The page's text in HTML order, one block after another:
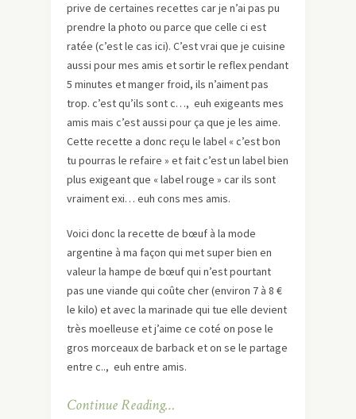
prive de certaines recettes car je n’ai pas pu
prendre la photo ou parce que celle ci est
ratée (c’est le cas ici). C’est vrai que je cuisine
aussi pour mes amis et sortir le reflex pendant
5 minutes et manger froid, ils n’aiment pas
trop. c’est qu’ils sont c…, euh exigeants mes
amis mais c’est aussi pour ça que je les aime.
Cette recette a donc reçu le label « c’est bon
tu pourras le refaire » et fait c’est un label bien
plus exigeant que « label rouge » car ils sont
vraiment exi… euh cons mes amis.
Voici donc la recette de bœuf à la mode
argentine à ma façon qui met super bien en
valeur la hampe de bœuf qui n’est pourtant
pas une viande qui coûte cher (environ 7 à 8 €
le kilo) et avec la marinade qui tue elle devient
très moelleuse et j’aime ce coté on pose le
gros morceaux de barback et on se le partage
entre c.., euh entre amis.
Continue Reading…